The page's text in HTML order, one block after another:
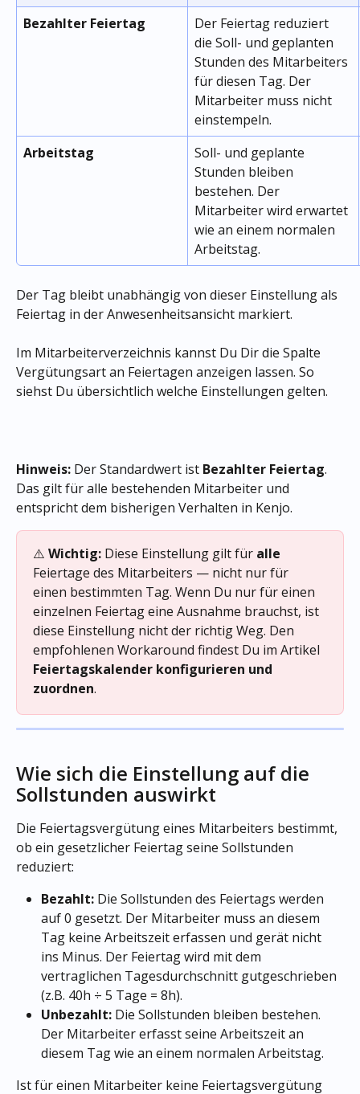
Bezahlter Feiertag
Der Feiertag reduziert
die Soll- und geplanten
Stunden des Mitarbeiters
für diesen Tag. Der
Mitarbeiter muss nicht
einstempeln.
Arbeitstag
Soll- und geplante
Stunden bleiben
bestehen. Der
Mitarbeiter wird erwartet
wie an einem normalen
Arbeitstag.
Der Tag bleibt unabhängig von dieser Einstellung als
Feiertag in der Anwesenheitsansicht markiert.
Im Mitarbeiterverzeichnis kannst Du Dir die Spalte
Vergütungsart an Feiertagen anzeigen lassen. So
siehst Du übersichtlich welche Einstellungen gelten.
Hinweis: Der Standardwert ist Bezahlter Feiertag.
Das gilt für alle bestehenden Mitarbeiter und
entspricht dem bisherigen Verhalten in Kenjo.
⚠️ Wichtig: Diese Einstellung gilt für alle
Feiertage des Mitarbeiters — nicht nur für
einen bestimmten Tag. Wenn Du nur für einen
einzelnen Feiertag eine Ausnahme brauchst, ist
diese Einstellung nicht der richtig Weg. Den
empfohlenen Workaround findest Du im Artikel
Feiertagskalender konfigurieren und
zuordnen.
Wie sich die Einstellung auf die
Sollstunden auswirkt
Die Feiertagsvergütung eines Mitarbeiters bestimmt,
ob ein gesetzlicher Feiertag seine Sollstunden
reduziert:
Bezahlt: Die Sollstunden des Feiertags werden
auf 0 gesetzt. Der Mitarbeiter muss an diesem
Tag keine Arbeitszeit erfassen und gerät nicht
ins Minus. Der Feiertag wird mit dem
vertraglichen Tagesdurchschnitt gutgeschrieben
(z.B. 40h ÷ 5 Tage = 8h).
Unbezahlt: Die Sollstunden bleiben bestehen.
Der Mitarbeiter erfasst seine Arbeitszeit an
diesem Tag wie an einem normalen Arbeitstag.
Ist für einen Mitarbeiter keine Feiertagsvergütung